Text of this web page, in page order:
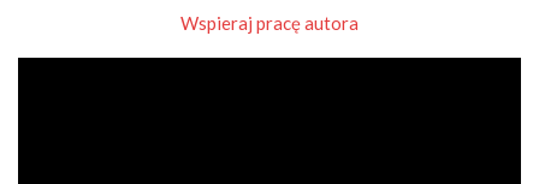
Wspieraj pracę autora